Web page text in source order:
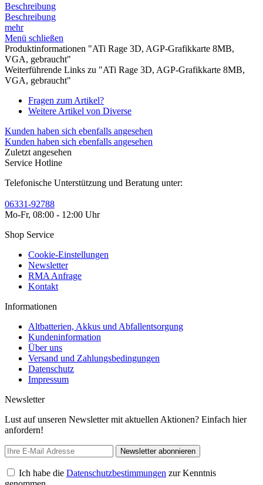
Beschreibung
Beschreibung
mehr
Menü schließen
Produktinformationen "ATi Rage 3D, AGP-Grafikkarte 8MB,
VGA, gebraucht"
Weiterführende Links zu "ATi Rage 3D, AGP-Grafikkarte 8MB,
VGA, gebraucht"
Fragen zum Artikel?
Weitere Artikel von Diverse
Kunden haben sich ebenfalls angesehen
Kunden haben sich ebenfalls angesehen
Zuletzt angesehen
Service Hotline
Telefonische Unterstützung und Beratung unter:
06331-92788
Mo-Fr, 08:00 - 12:00 Uhr
Shop Service
Cookie-Einstellungen
Newsletter
RMA Anfrage
Kontakt
Informationen
Altbatterien, Akkus und Abfallentsorgung
Kundeninformation
Über uns
Versand und Zahlungsbedingungen
Datenschutz
Impressum
Newsletter
Lust auf unseren Newsletter mit aktuellen Aktionen? Einfach hier
anfordern!
Newsletter abonnieren
Ich habe die Datenschutzbestimmungen zur Kenntnis